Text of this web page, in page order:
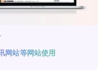
网站等网站使用